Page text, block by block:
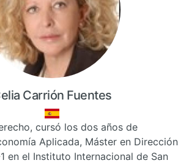
Carrión Fuentes
cursó los dos años de
Aplicada, Máster en Dirección
en el Instituto Internacional de San